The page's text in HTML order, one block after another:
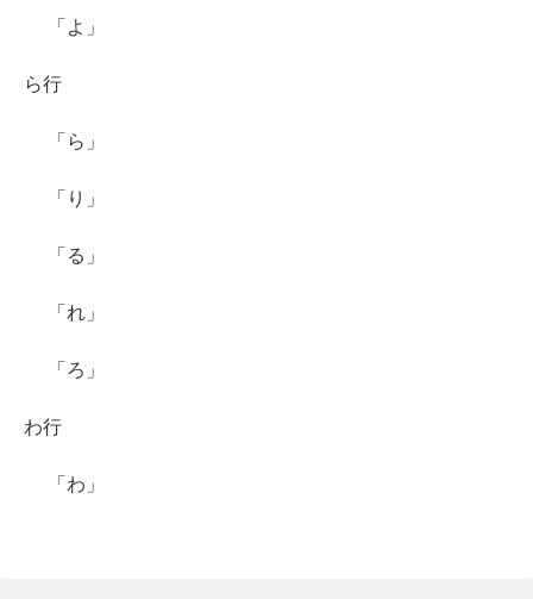
「よ」
ら行
「ら」
「り」
「る」
「れ」
「ろ」
わ行
「わ」